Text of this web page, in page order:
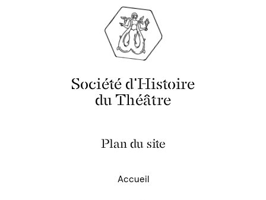
Société d'Histoire
du Théâtre
Plan du site
Accueil